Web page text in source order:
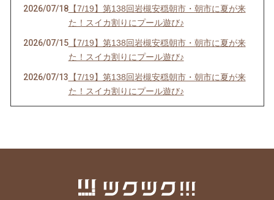
2026/07/18【7/19】第138回岩槻安穏朝市・朝市に夏が来
た！スイカ割りにプール遊び♪
2026/07/15【7/19】第138回岩槻安穏朝市・朝市に夏が来
た！スイカ割りにプール遊び♪
2026/07/13 【7/19】第138回岩槻安穏朝市・朝市に夏が来
た！スイカ割りにプール遊び♪
【6/21】第137回岩槻安穏朝市・父の日ワーク
ショップまつり開催！パパ自慢大会で賞品をゲ